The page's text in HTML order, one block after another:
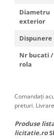
Diametru
exterior
Dispunere
Nr bucati /
rola
Comandați
preturi.
Produse
licitatie.ro